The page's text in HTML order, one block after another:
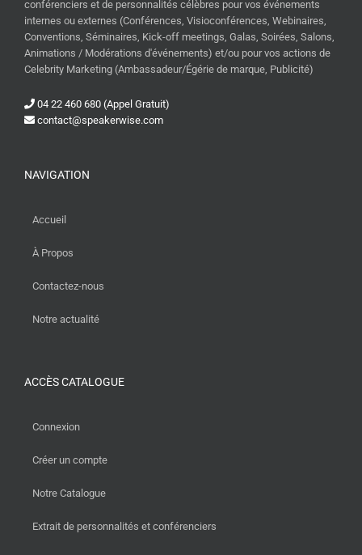
conférenciers et de personnalités célèbres pour vos événements
internes ou externes (Conférences, Visioconférences, Webinaires,
Conventions, Séminaires, Kick-off meetings, Galas, Soirées, Salons,
Animations / Modérations d'événements) et/ou pour vos actions de
Celebrity Marketing (Ambassadeur/Égérie de marque, Publicité)
04 22 460 680 (Appel Gratuit)
contact@speakerwise.com
NAVIGATION
Accueil
À Propos
Contactez-nous
Notre actualité
ACCÈS CATALOGUE
Connexion
Créer un compte
Notre Catalogue
Extrait de personnalités et conférenciers